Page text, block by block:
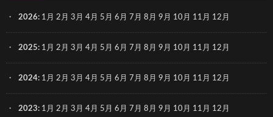
2026: 1月 2月 3月 4月 5月 6月 7月 8月 9月 10月 11月 12月
2025: 1月 2月 3月 4月 5月 6月 7月 8月 9月 10月 11月 12月
2024: 1月 2月 3月 4月 5月 6月 7月 8月 9月 10月 11月 12月
2023: 1月 2月 3月 4月 5月 6月 7月 8月 9月 10月 11月 12月